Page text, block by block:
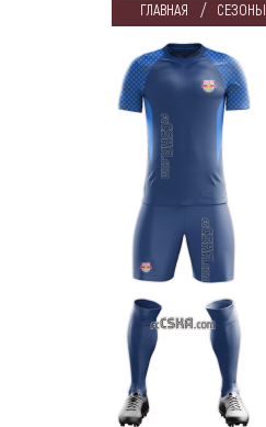
ГЛАВНАЯ СЕЗОНЫ